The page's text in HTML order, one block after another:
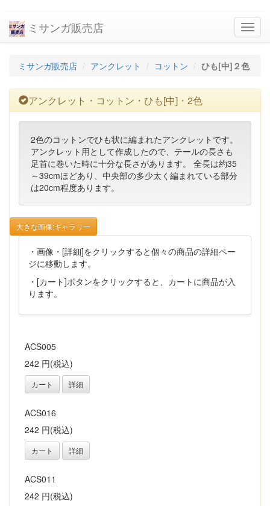
ミサンガ販売店
ミサンガ販売店 アンクレット コットン ひも[中]２色
アンクレット・コットン・ひも[中]・2色
2色のコットンでひも状に編まれたアンクレットです。
アンクレット用として作成したので、テールの長さも
足首に巻いた時に十分な長さがあります。 全長は約35
～39cmほどあり、中央部の多少太く編まれている部分
は20cm程度あります。
大きな画像:ギャラリー
・画像・[詳細]をクリックすると個々の商品の詳細ペー
ジに移動します。
・[カート]ボタンをクリックすると、カートに商品が入
ります。
ACS005
242 円(税込)
カート 詳細
ACS016
242 円(税込)
カート 詳細
ACS011
242 円(税込)